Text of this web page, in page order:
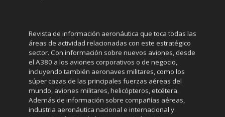
Revista de información aeronáutica que toca todas las
áreas de actividad relacionadas con este estratégico
sector. Con información sobre nuevos aviones, desde
el A380 a los aviones corporativos o de negocio,
incluyendo también aeronaves militares, como los
súper cazas de las principales fuerzas aéreas del
mundo, aviones militares, helicópteros, etcétera.
Además de información sobre compañías aéreas,
industria aeronáutica nacional e internacional y